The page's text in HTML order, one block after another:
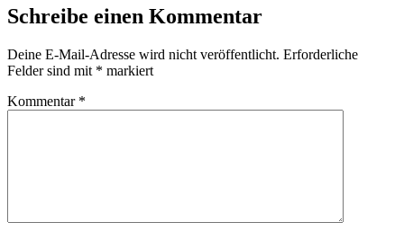
Schreibe einen Kommentar
Deine E-Mail-Adresse wird nicht veröffentlicht. Erforderliche
Felder sind mit * markiert
Kommentar *